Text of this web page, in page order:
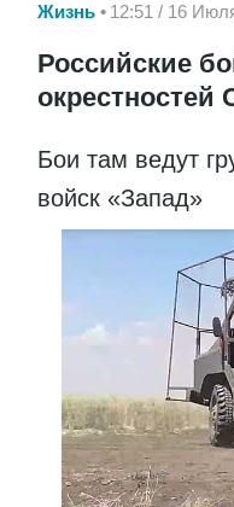
Жизнь 12:51 / 16
Российские
окрестностей
Бои там ведут
войск «Запад»